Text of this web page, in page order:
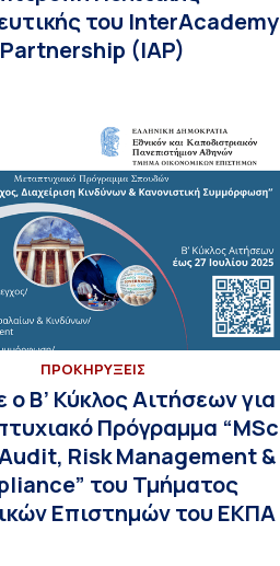
του InterAcademy
Partnership (IAP)
ΠΡΟΚΗΡΥΞΕΙΣ
ο Β’ Κύκλος Αιτήσεων για
Πρόγραμμα “MSc
Risk Management &
του Τμήματος
Επιστημών του ΕΚΠΑ